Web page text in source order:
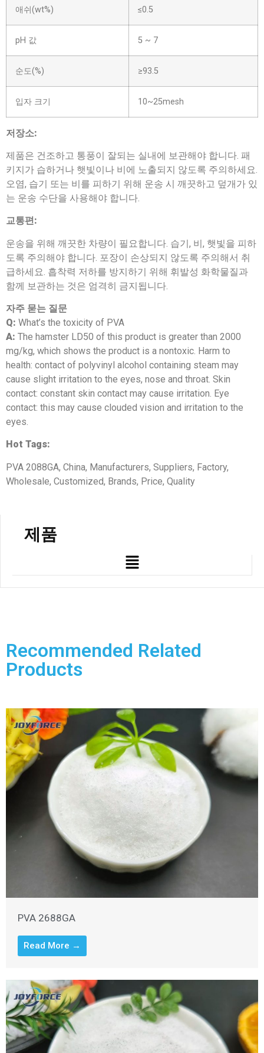
애쉬(wt%) ≤0.5
pH 값 5 ~ 7
순도(%) ≥93.5
입자 크기 10~25mesh
저장소:
제품은 건조하고 통풍이 잘되는 실내에 보관해야 합니다. 패
키지가 습하거나 햇빛이나 비에 노출되지 않도록 주의하세요.
오염, 습기 또는 비를 피하기 위해 운송 시 깨끗하고 덮개가 있
는 운송 수단을 사용해야 합니다.
교통편:
운송을 위해 깨끗한 차량이 필요합니다. 습기, 비, 햇빛을 피하
도록 주의해야 합니다. 포장이 손상되지 않도록 주의해서 취
급하세요. 흡착력 저하를 방지하기 위해 휘발성 화학물질과
함께 보관하는 것은 엄격히 금지됩니다.
자주 묻는 질문
Q: What’s the toxicity of PVA
A: The hamster LD50 of this product is greater than 2000
mg/kg, which shows the product is a nontoxic. Harm to
health: contact of polyvinyl alcohol containing steam may
cause slight irritation to the eyes, nose and throat. Skin
contact: constant skin contact may cause irritation. Eye
contact: this may cause clouded vision and irritation to the
eyes.
Hot Tags:
PVA 2088GA, China, Manufacturers, Suppliers, Factory,
Wholesale, Customized, Brands, Price, Quality
제품
Recommended Related
Products
PVA 2688GA
Read More →